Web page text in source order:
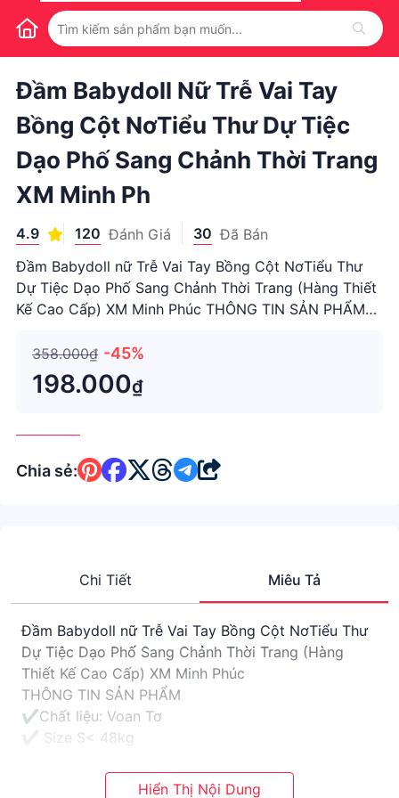
1 / 1
Đầm Babydoll Nữ Trễ Vai Tay
Bồng Cột NơTiểu Thư Dự Tiệc
Dạo Phố Sang Chảnh Thời Trang
XM Minh Ph
4.9 120 Đánh Giá 30 Đã Bán
Đầm Babydoll nữ Trễ Vai Tay Bồng Cột NơTiểu Thư
Dự Tiệc Dạo Phố Sang Chảnh Thời Trang (Hàng Thiết
Kế Cao Cấp) XM Minh Phúc THÔNG TIN SẢN PHẨM
58kg SHOP CAM KẾT ✅ Màu sắc vải/ sản phẩm đầm
có thể sẽ chênh lệch th
358.000₫ -45%
198.000₫
Chia sẻ:
Chi Tiết Miêu Tả
Đầm Babydoll nữ Trễ Vai Tay Bồng Cột NơTiểu Thư
Dự Tiệc Dạo Phố Sang Chảnh Thời Trang (Hàng
Thiết Kế Cao Cấp) XM Minh Phúc
THÔNG TIN SẢN PHẨM
✔️Chất liệu: Voan Tơ
✔️ Size S< 48kg
SHOP CAM KẾT